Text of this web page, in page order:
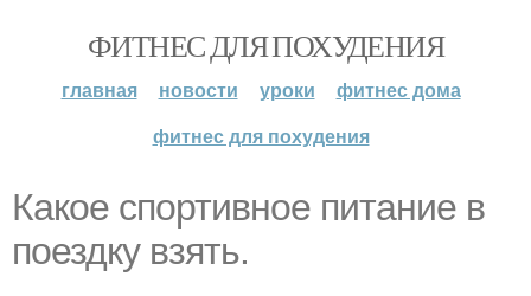
ФИТНЕС ДЛЯ ПОХУДЕНИЯ
главная новости уроки
фитнес дома
фитнес для похудения
Какое спортивное питание в
поездку взять.